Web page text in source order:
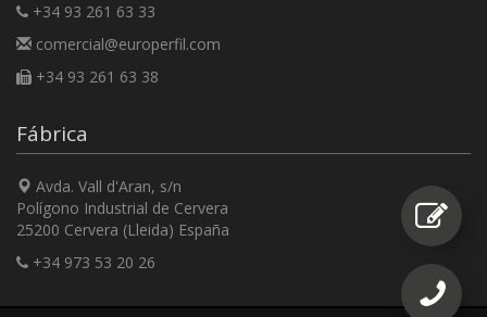
+34 93 261 63 33
comercial@europerfil.com
+34 93 261 63 38
Fábrica
Avda. Vall d'Aran, s/n
Polígono Industrial de Cervera
25200 Cervera (Lleida) España
+34 973 53 20 26